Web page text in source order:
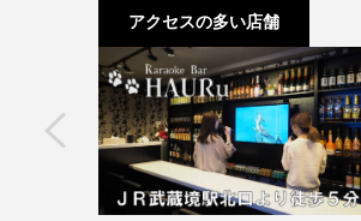
アクセスの多い店舗